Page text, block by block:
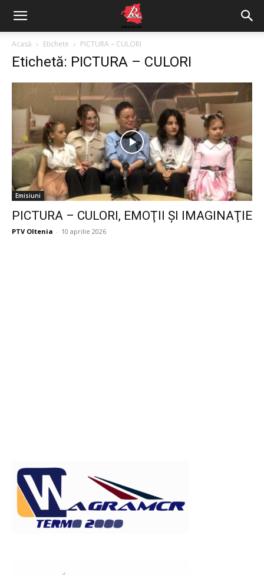
Acasă Etichete PICTURA – CULORI
Etichetă: PICTURA – CULORI
Emisiuni
PICTURA – CULORI, EMOŢII ŞI IMAGINAŢIE
PTV Oltenia - 10 aprilie 2026